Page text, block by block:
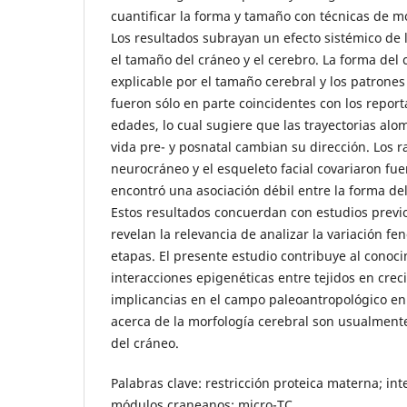
cuantificar la forma y tamaño con técnicas de
Los resultados subrayan un efecto sistémico
el tamaño del cráneo y el cerebro. La forma del
explicable por el tamaño cerebral y los
fueron sólo en parte coincidentes con los
edades, lo cual sugiere que las trayectorias
vida pre- y posnatal cambian su dirección. Los
neurocráneo y el esqueleto facial covariaron
encontró una asociación débil entre la forma
Estos resultados concuerdan con estudios
revelan la relevancia de analizar la variación
etapas. El presente estudio contribuye al
interacciones epigenéticas entre tejidos en
implicancias en el campo paleoantropológico
acerca de la morfología cerebral son
del cráneo.
Palabras clave: restricción proteica materna;